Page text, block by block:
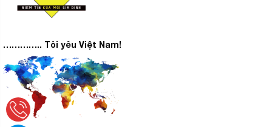
………….. Tôi yêu Việt Nam!